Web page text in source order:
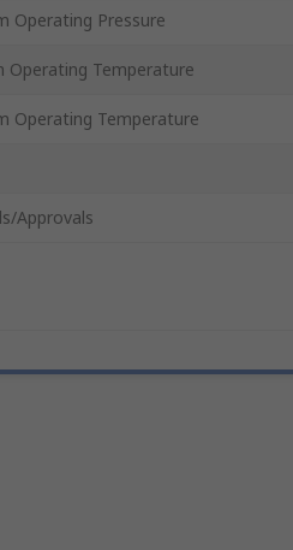
Operating Pressure
Operating Temperature
Operating Temperature
Approvals